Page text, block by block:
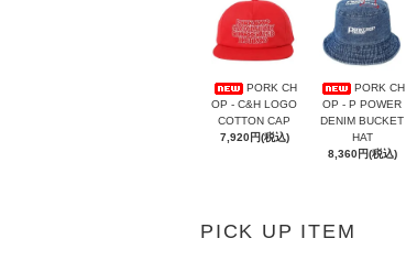
PORK CH
OP - C&H LOGO
COTTON CAP
7,920円(税込)
PORK CH
OP - P POWER
DENIM BUCKET
HAT
8,360円(税込)
PICK UP ITEM